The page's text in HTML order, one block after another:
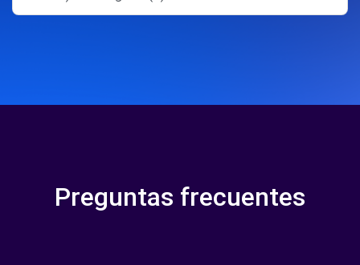
Preguntas frecuentes